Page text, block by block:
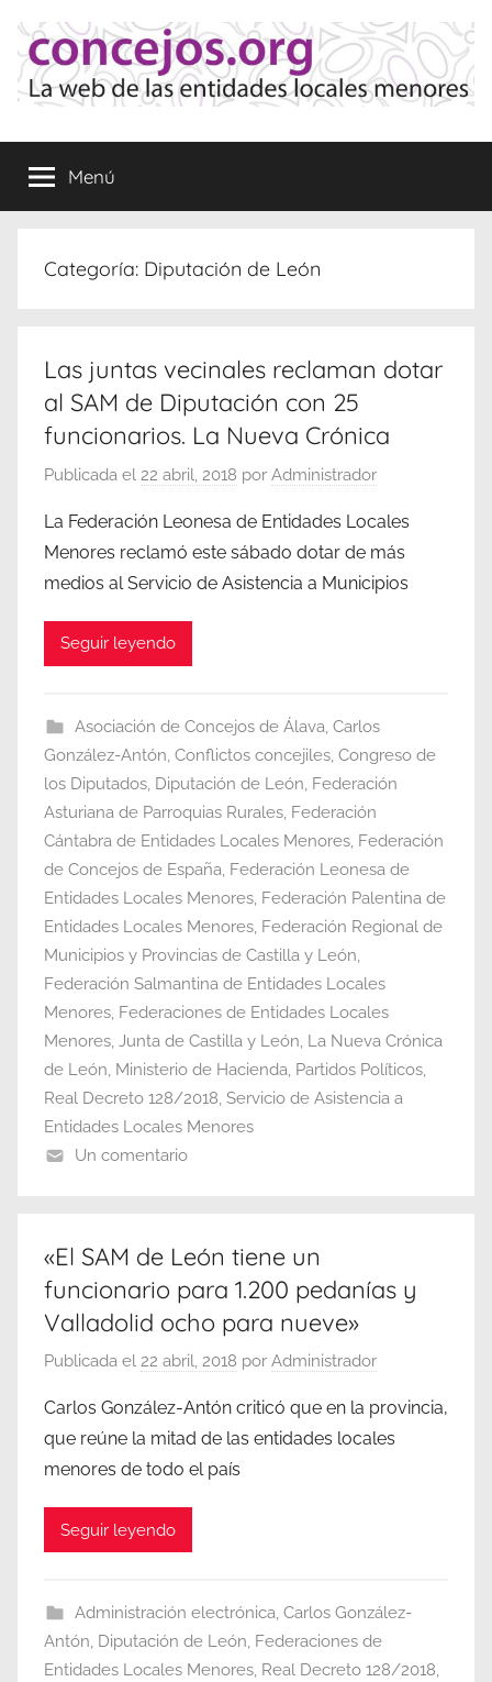
contenido
Concejos
de
las
Locales
Menú
Categoría: Diputación de León
Las juntas vecinales reclaman dotar
al SAM de Diputación con 25
funcionarios. La Nueva Crónica
Publicada el 22 abril, 2018 por Administrador
La Federación Leonesa de Entidades Locales
Menores reclamó este sábado dotar de más
medios al Servicio de Asistencia a Municipios
Seguir leyendo
Asociación de Concejos de Álava, Carlos
González-Antón, Conflictos concejiles, Congreso de
los Diputados, Diputación de León, Federación
Asturiana de Parroquias Rurales, Federación
Cántabra de Entidades Locales Menores, Federación
de Concejos de España, Federación Leonesa de
Entidades Locales Menores, Federación Palentina de
Entidades Locales Menores, Federación Regional de
Municipios y Provincias de Castilla y León,
Federación Salmantina de Entidades Locales
Menores, Federaciones de Entidades Locales
Menores, Junta de Castilla y León, La Nueva Crónica
de León, Ministerio de Hacienda, Partidos Políticos,
Real Decreto 128/2018, Servicio de Asistencia a
Entidades Locales Menores
Un comentario
«El SAM de León tiene un
funcionario para 1.200 pedanías y
Valladolid ocho para nueve»
Publicada el 22 abril, 2018 por Administrador
Carlos González-Antón criticó que en la provincia,
que reúne la mitad de las entidades locales
menores de todo el país
Seguir leyendo
Administración electrónica, Carlos González-
Antón, Diputación de León, Federaciones de
Entidades Locales Menores, Real Decreto 128/2018,